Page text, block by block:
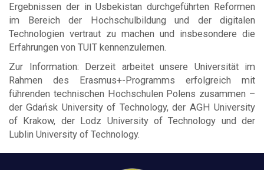
Ergebnissen der in Usbekistan durchgeführten Reformen
im Bereich der Hochschulbildung und der digitalen
Technologien vertraut zu machen und insbesondere die
Erfahrungen von TUIT kennenzulernen.
Zur Information: Derzeit arbeitet unsere Universität im
Rahmen des Erasmus+-Programms erfolgreich mit
führenden technischen Hochschulen Polens zusammen –
der Gdańsk University of Technology, der AGH University
of Krakow, der Lodz University of Technology und der
Lublin University of Technology.